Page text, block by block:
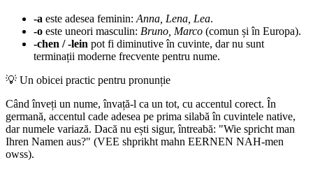
-a este adesea feminin: Anna, Lena, Lea.
-o este uneori masculin: Bruno, Marco (comun și în Europa).
-chen / -lein pot fi diminutive în cuvinte, dar nu sunt
terminații moderne frecvente pentru nume.
💡 Un obicei practic pentru pronunție
Când înveți un nume, învață-l ca un tot, cu accentul corect. În
germană, accentul cade adesea pe prima silabă în cuvintele native,
dar numele variază. Dacă nu ești sigur, întreabă: "Wie spricht man
Ihren Namen aus?" (VEE shprikht mahn EERNEN NAH-men
owss).